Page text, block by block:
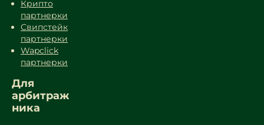
Крипто
партнерки
Свипстейк
партнерки
Wapclick
партнерки
Для
арбитраж
ника